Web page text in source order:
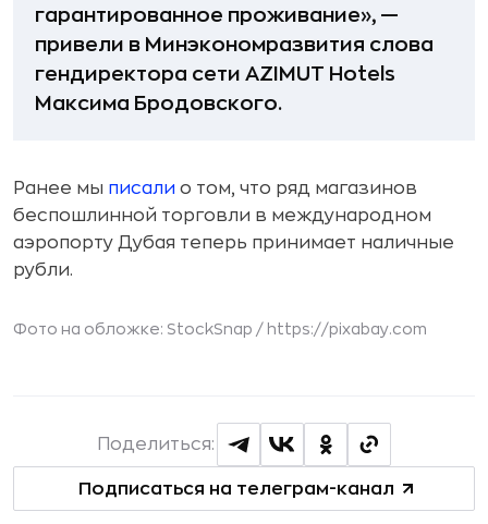
гарантированное проживание», —
привели в Минэкономразвития слова
гендиректора сети AZIMUT Hotels
Максима Бродовского.
Ранее мы писали о том, что ряд магазинов
беспошлинной торговли в международном
аэропорту Дубая теперь принимает наличные
рубли.
Фото на обложке: StockSnap / https://pixabay.com
Подписаться на телеграм-канал
Поделиться: